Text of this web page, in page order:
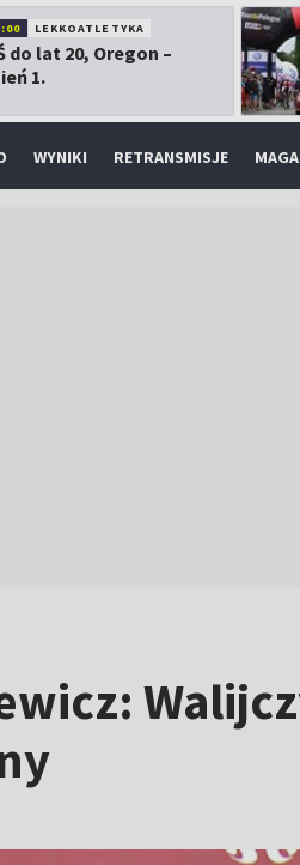
LEKKOATLETYKA
do lat 20, Oregon –
1.
WYNIKI RETRANSMISJE